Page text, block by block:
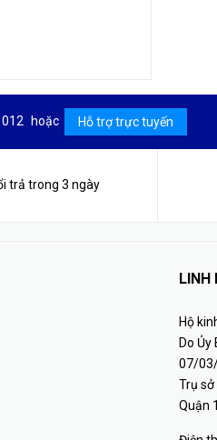
hoặc Hỗ trợ trực tuyến
trả trong 3 ngày
LINH
Hộ
Do
07/
Trụ sở
Quận